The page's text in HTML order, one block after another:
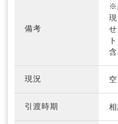
備考
※
含
現況
引渡時期